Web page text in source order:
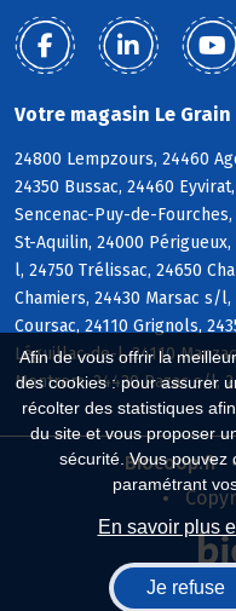
Afin de vous offrir la
des cookies : pour assurer
récolter des statistiques
du site et vous proposer
sécurité. Vous pouvez
paramétrant
En savoir plus
Je refuse
Votre magasin Le
24800 Lempzours, 24460
24350 Bussac, 24460
Sencenac-Puy-de-Fourches,
St-Aquilin, 24000
l, 24750 Trélissac, 24650
Chamiers, 24430 Marsac s/
Coursac, 24110 Grignols,
Léguillac-de-l, 24110
Montrem, 24430 Razac s/l,
Biocoop.fr